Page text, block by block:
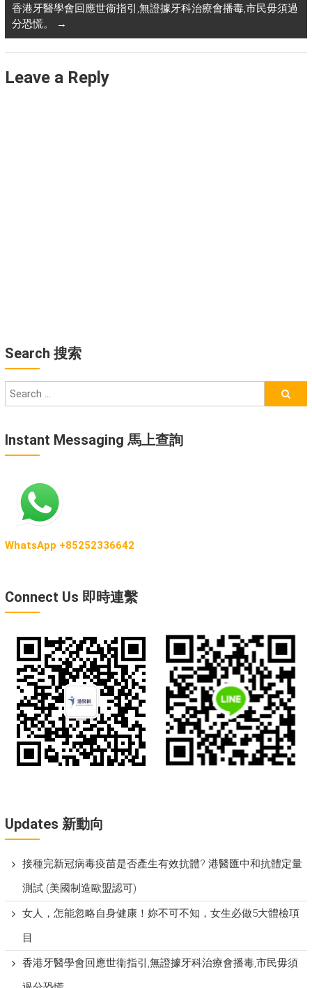
香港牙醫學會回應世衞指引,無證據牙科治療會播毒,市民毋須過
分恐慌。
→
Leave a Reply
Search 搜索
Instant Messaging 馬上查詢
WhatsApp +85252336642
Connect Us 即時連繫
Updates 新動向
接種完新冠病毒疫苗是否產生有效抗體? 港醫匯中和抗體定量
測試 (美國制造歐盟認可)
女人，怎能忽略自身健康！妳不可不知，女生必做5大體檢項
目
香港牙醫學會回應世衞指引,無證據牙科治療會播毒,市民毋須